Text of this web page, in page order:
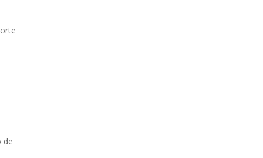
de